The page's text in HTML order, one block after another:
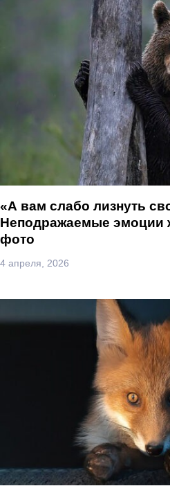
«А вам слабо лизнуть
Неподражаемые эмоции
фото
4 апреля, 2026